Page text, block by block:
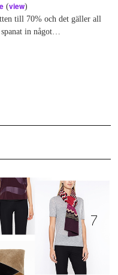
(view)
till 70% och det gäller all
in något…